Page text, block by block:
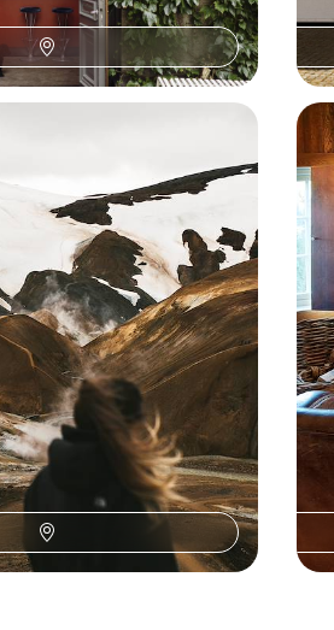
1600 € 6
aurores boréales : une
vivre l'Islande hors saison
3200 € 6